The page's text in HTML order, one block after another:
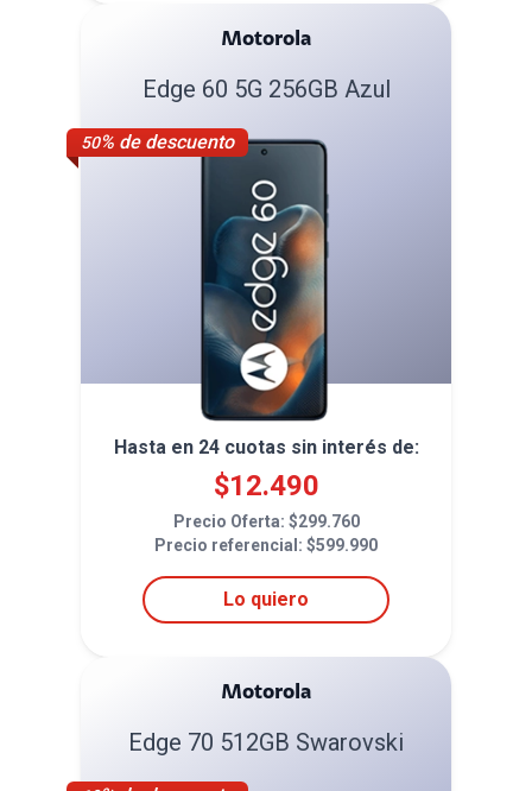
50% de descuento
Motorola
Edge 60 5G 256GB Azul
Hasta en 24cuotas sin interés de:
$12.490
Precio Oferta: $299.760
Precio referencial: $599.990
Lo quiero
Motorola
Edge 70 512GB Swarovski